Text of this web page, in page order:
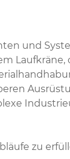
und
zu